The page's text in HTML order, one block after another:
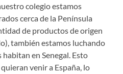
colegio estamos
cerca de la Península
de productos de origen
también estamos luchando
en Senegal. Esto
venir a España, lo